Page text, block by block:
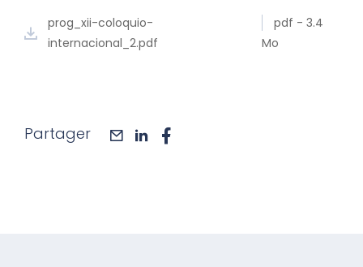
prog_xii-coloquio-
internacional_2.pdf
pdf - 3.4
Mo
Partager maillinkedin